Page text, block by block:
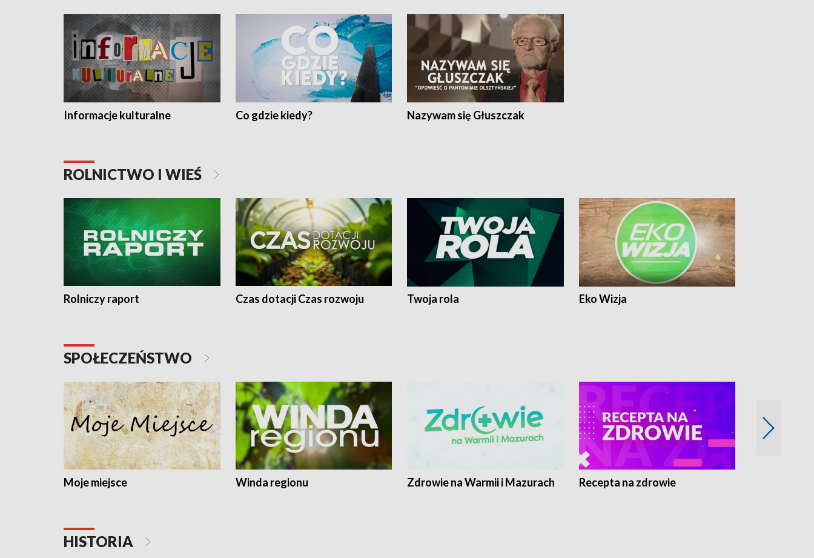
Informacje kulturalne Co gdzie kiedy? Nazywam się Głuszczak
ROLNICTWO I WIEŚ
Rolniczy raport Czas dotacji Czas rozwoju Twoja rola Eko Wizja
SPOŁECZEŃSTWO
Moje miejsce Winda regionu Zdrowie na Warmii i Mazurach Recepta na zdrowie
HISTORIA